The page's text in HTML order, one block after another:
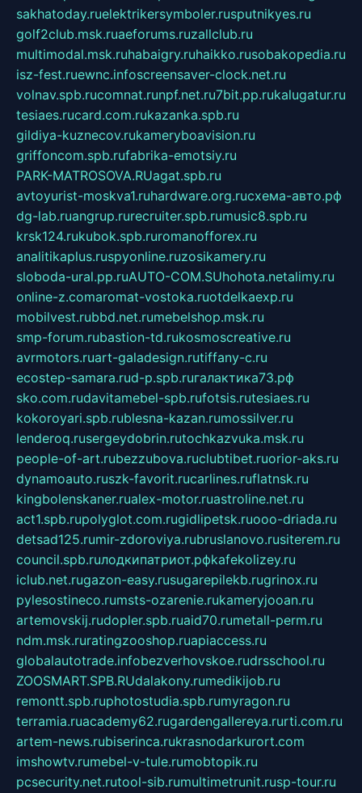
sakhatoday.ruelektrikersymboler.rusputnikyes.ru
golf2club.msk.ruaeforums.ruzallclub.ru
multimodal.msk.ruhabaigry.ruhaikko.rusobakopedia.ru
isz-fest.ruewnc.infoscreensaver-clock.net.ru
volnav.spb.rucomnat.runpf.net.ru7bit.pp.rukalugatur.ru
tesiaes.rucard.com.rukazanka.spb.ru
gildiya-kuznecov.rukameryboavision.ru
griffoncom.spb.rufabrika-emotsiy.ru
PARK-MATROSOVA.RUagat.spb.ru
avtoyurist-moskva1.ruhardware.org.ruсхема-авто.рф
dg-lab.ruangrup.rurecruiter.spb.rumusic8.spb.ru
krsk124.rukubok.spb.ruromanofforex.ru
analitikaplus.ruspyonline.ruzosikamery.ru
sloboda-ural.pp.ruAUTO-COM.SUhohota.netalimy.ru
online-z.comaromat-vostoka.ruotdelkaexp.ru
mobilvest.rubbd.net.rumebelshop.msk.ru
smp-forum.rubastion-td.rukosmoscreative.ru
avrmotors.ruart-galadesign.rutiffany-c.ru
ecostep-samara.rud-p.spb.ruгалактика73.рф
sko.com.rudavitamebel-spb.rufotsis.rutesiaes.ru
kokoroyari.spb.rublesna-kazan.rumossilver.ru
lenderoq.rusergeydobrin.rutochkazvuka.msk.ru
people-of-art.rubezzubova.ruclubtibet.ruorior-aks.ru
dynamoauto.ruszk-favorit.rucarlines.ruflatnsk.ru
kingbolenskaner.rualex-motor.ruastroline.net.ru
act1.spb.rupolyglot.com.rugidlipetsk.ruooo-driada.ru
detsad125.rumir-zdoroviya.rubruslanovo.rusiterem.ru
council.spb.ruлодкипатриот.рфkafekolizey.ru
iclub.net.rugazon-easy.rusugarepilekb.rugrinox.ru
pylesostineco.rumsts-ozarenie.rukameryjooan.ru
artemovskij.rudopler.spb.ruaid70.rumetall-perm.ru
ndm.msk.ruratingzooshop.ruapiaccess.ru
globalautotrade.infobezverhovskoe.rudrsschool.ru
ZOOSMART.SPB.RUdalakony.rumedikijob.ru
remontt.spb.ruphotostudia.spb.rumyragon.ru
terramia.ruacademy62.rugardengallereya.rurti.com.ru
artem-news.rubiserinca.rukrasnodarkurort.com
imshowtv.rumebel-v-tule.rumobtopik.ru
pcsecurity.net.rutool-sib.rumultimetrunit.rusp-tour.ru